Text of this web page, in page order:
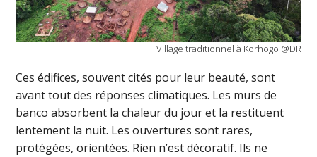
Village traditionnel à Korhogo @DR
Ces édifices, souvent cités pour leur beauté, sont
avant tout des réponses climatiques. Les murs de
banco absorbent la chaleur du jour et la restituent
lentement la nuit. Les ouvertures sont rares,
protégées, orientées. Rien n’est décoratif. Ils ne